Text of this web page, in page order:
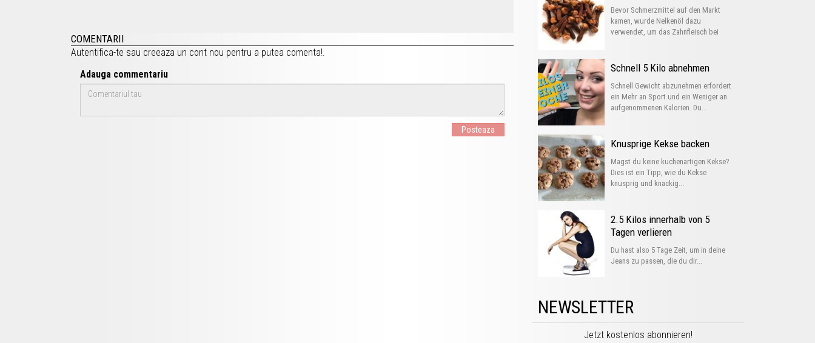
COMENTARII
Autentifica-te sau creeaza un cont nou pentru a putea comenta!.
Adauga commentariu
Posteaza
Bevor Schmerzmittel auf den Markt
kamen, wurde Nelkenöl dazu
verwendet, um das Zahnfleisch bei
Schnell 5 Kilo abnehmen
Schnell Gewicht abzunehmen erfordert
ein Mehr an Sport und ein Weniger an
aufgenommenen Kalorien. Du...
Knusprige Kekse backen
Magst du keine kuchenartigen Kekse?
Dies ist ein Tipp, wie du Kekse
knusprig und knackig...
2.5 Kilos innerhalb von 5
Tagen verlieren
Du hast also 5 Tage Zeit, um in deine
Jeans zu passen, die du dir...
NEWSLETTER
Jetzt kostenlos abonnieren!